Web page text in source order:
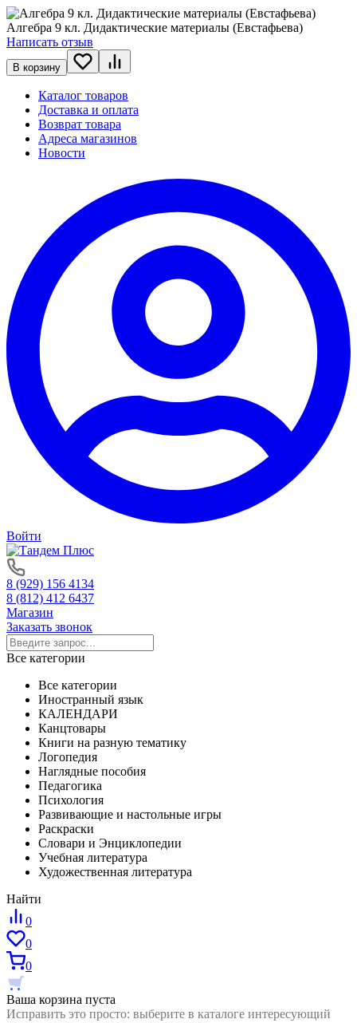
Алгебра 9 кл. Дидактические материалы (Евстафьева)
Написать отзыв
В корзину
Каталог товаров
Доставка и оплата
Возврат товара
Адреса магазинов
Новости
Войти
8 (929) 156 4134
8 (812) 412 6437
Магазин
Заказать звонок
Все категории
Все категории
Иностранный язык
КАЛЕНДАРИ
Канцтовары
Книги на разную тематику
Логопедия
Наглядные пособия
Педагогика
Психология
Развивающие и настольные игры
Раскраски
Словари и Энциклопедии
Учебная литература
Художественная литература
Найти
0
0
0
Ваша корзина пуста
Исправить это просто: выберите в каталоге интересующий